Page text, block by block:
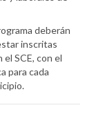
deberán
inscritas
SCE, con el
para cada